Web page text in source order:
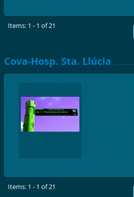
Items: 1 - 1 of 21
Cova-Hosp. Sta. Llúcia
Items: 1 - 1 of 21